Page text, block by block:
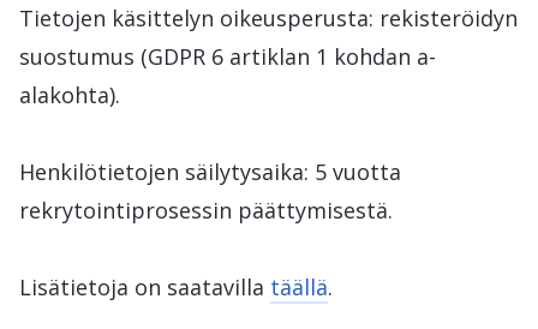
Tietojen käsittelyn oikeusperusta: rekisteröidyn
suostumus (GDPR 6 artiklan 1 kohdan a-
alakohta).
Henkilötietojen säilytysaika: 5 vuotta
rekrytointiprosessin päättymisestä.
Lisätietoja on saatavilla täällä.